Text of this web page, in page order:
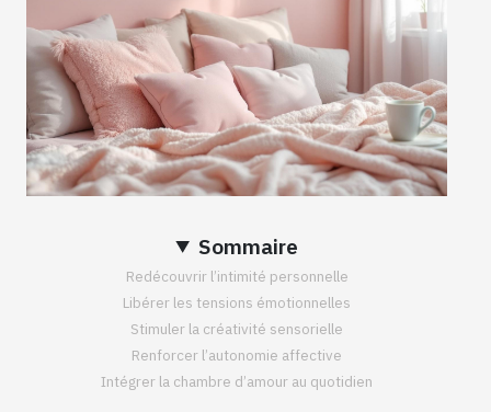
Sommaire
Redécouvrir l’intimité personnelle
Libérer les tensions émotionnelles
Stimuler la créativité sensorielle
Renforcer l’autonomie affective
Intégrer la chambre d’amour au quotidien